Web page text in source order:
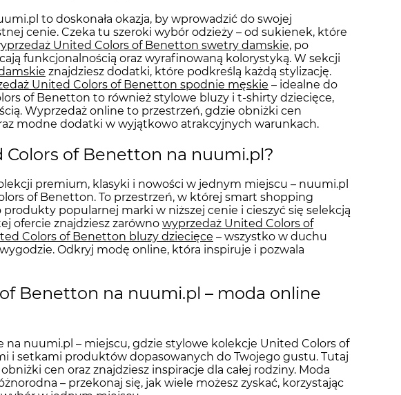
to doskonała okazja, by wprowadzić do swojej
cenie. Czeka tu szeroki wybór odzieży – od sukienek, które
United Colors of Benetton swetry damskie, po
funkcjonalnością oraz wyrafinowaną kolorystyką. W sekcji
znajdziesz dodatki, które podkreślą każdą stylizację.
United Colors of Benetton spodnie męskie – idealne do
of Benetton to również stylowe bluzy i t-shirty dziecięce,
Wyprzedaż online to przestrzeń, gdzie obniżki cen
modne dodatki w wyjątkowo atrakcyjnych warunkach.
of Benetton na nuumi.pl?
premium, klasyki i nowości w jednym miejscu – nuumi.pl
of Benetton. To przestrzeń, w której smart shopping
popularnej marki w niższej cenie i cieszyć się selekcją
ofercie znajdziesz zarówno wyprzedaż United Colors of
Colors of Benetton bluzy dziecięce – wszystko w duchu
Odkryj modę online, która inspiruje i pozwala
Benetton na nuumi.pl – moda online
nuumi.pl – miejscu, gdzie stylowe kolekcje United Colors of
i setkami produktów dopasowanych do Twojego gustu. Tutaj
cen oraz znajdziesz inspiracje dla całej rodziny. Moda
– przekonaj się, jak wiele możesz zyskać, korzystając